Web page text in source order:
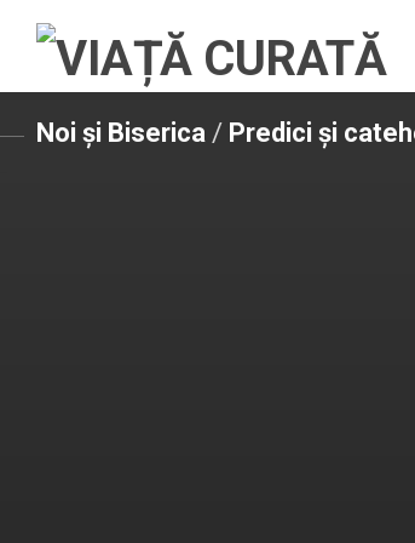
Noi și Biserica / Predici și